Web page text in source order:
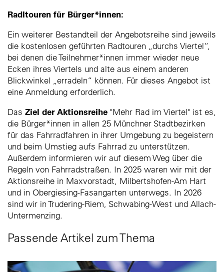
Radltouren für Bürger*innen:
Ein weiterer Bestandteil der Angebotsreihe sind jeweils
die kostenlosen geführten Radtouren „durchs Viertel“,
bei denen die Teilnehmer*innen immer wieder neue
Ecken ihres Viertels und alte aus einem anderen
Blickwinkel „erradeln“ können. Für dieses Angebot ist
eine Anmeldung erforderlich.
Das Ziel der Aktionsreihe "Mehr Rad im Viertel" ist es,
die Bürger*innen in allen 25 Münchner Stadtbezirken
für das Fahrradfahren in ihrer Umgebung zu begeistern
und beim Umstieg aufs Fahrrad zu unterstützen.
Außerdem informieren wir auf diesem Weg über die
Regeln von Fahrradstraßen. In 2025 waren wir mit der
Aktionsreihe in Maxvorstadt, Milbertshofen-Am Hart
und in Obergiesing-Fasangarten unterwegs. In 2026
sind wir in Trudering-Riem, Schwabing-West und Allach-
Untermenzing.
Passende Artikel zum Thema